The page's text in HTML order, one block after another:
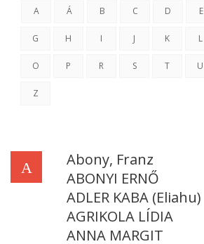
A Á B C D E
G H I J K L
O P R S T U
Z
A
Abony, Franz
ABONYI ERNŐ
ADLER KABA (Eliahu)
AGRIKOLA LÍDIA
ANNA MARGIT